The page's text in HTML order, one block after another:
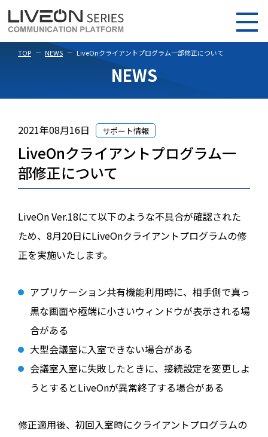
TOP NEWS LiveOnクライアントプログラム一部修正について
NEWS
2021年08月16日 サポート情報
LiveOnクライアントプログラム一
部修正について
LiveOn Ver.18にて以下のような不具合が確認された
ため、8月20日にLiveOnクライアントプログラムの修
正を実施いたします。
アプリケーション共有機能利用時に、相手側で真っ
黒な画面や極端に小さいウィンドウが表示される場
合がある
大型会議室に入室できない場合がある
会議室入室に失敗したときに、接続設定を変更しよ
うとするとLiveOnが異常終了する場合がある
修正適用後、初回入室時にクライアントプログラムの